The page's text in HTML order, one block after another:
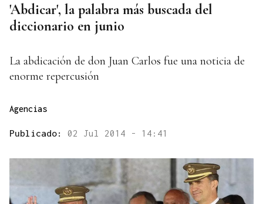
'Abdicar', la palabra más buscada del
diccionario en junio
La abdicación de don Juan Carlos fue una noticia de
enorme repercusión
Agencias
Publicado: 02 Jul 2014 - 14:41